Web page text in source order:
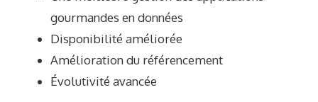
gourmandes en données
Disponibilité améliorée
Amélioration du référencement
Évolutivité avancée